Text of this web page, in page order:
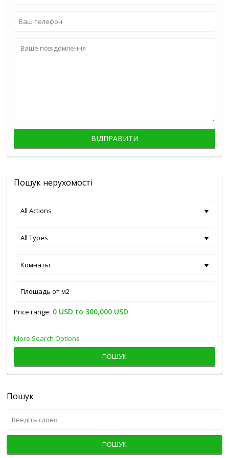
Пошук нерухомості
All Actions
All Types
Комнаты
Price range: 0 USD to 300,000 USD
More Search Options
ПОШУК
Пошук
ПОШУК